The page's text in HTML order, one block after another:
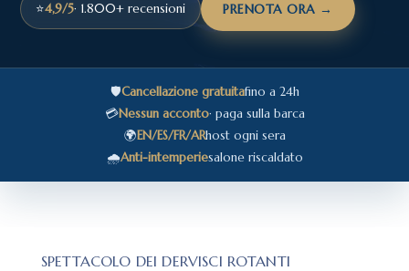
⭐4,9/5· 1.800+ recensioni PRENOTA ORA →
🛡️Cancellazione gratuitafino a 24h
💳Nessun acconto· paga sulla barca
🌍EN/ES/FR/ARhost ogni sera
🌧️Anti-intemperiesalone riscaldato
SPETTACOLO DEI DERVISCI ROTANTI